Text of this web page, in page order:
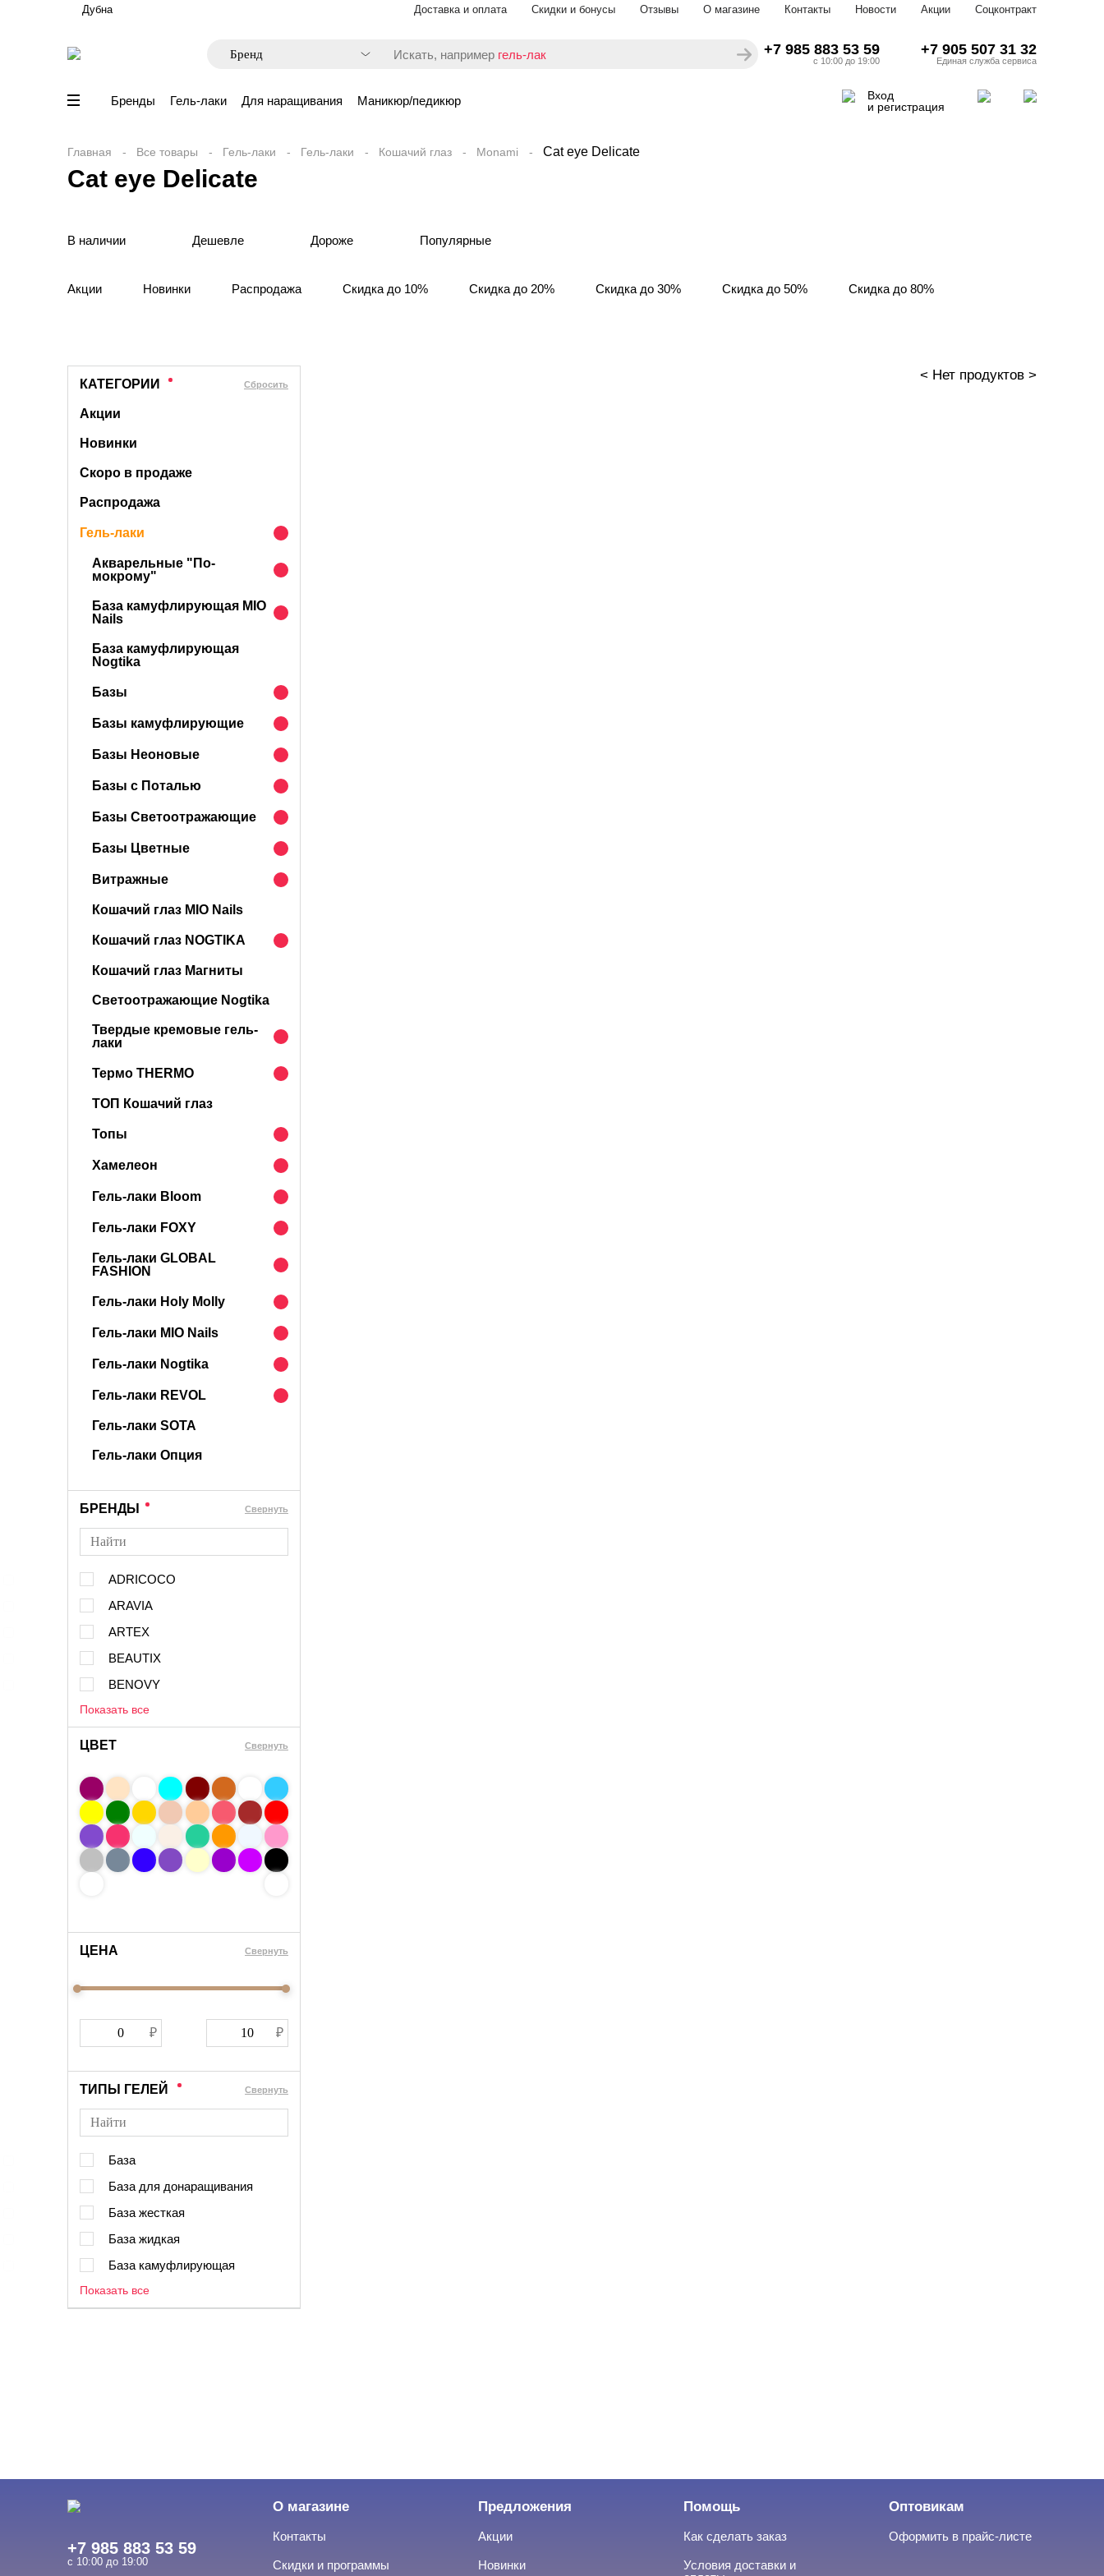
Дубна Доставка и оплата Скидки и бонусы Отзывы О магазине Контакты Новости Акции Соцконтракт
Искать, например гель-лак +7 985 883 53 59
с 10:00 до 19:00
+7 905 507 31 32
Единая служба сервиса
Бренды Гель-лаки Для наращивания Маникюр/педикюр
Вход
и регистрация
Главная Все товары Гель-лаки Гель-лаки Кошачий глаз Monami Cat eye Delicate
Cat eye Delicate
В наличии Дешевле Дороже Популярные
Акции Новинки Распродажа Скидка до 10% Скидка до 20% Скидка до 30% Скидка до 50% Скидка до 80%
КАТЕГОРИИ Cбросить
Акции
Новинки
Скоро в продаже
Распродажа
Гель-лаки
Акварельные "По-
мокрому"
База камуфлирующая MIO
Nails
База камуфлирующая
Nogtika
Базы
Базы камуфлирующие
Базы Неоновые
Базы с Поталью
Базы Светоотражающие
Базы Цветные
Витражные
Кошачий глаз MIO Nails
Кошачий глаз NOGTIKA
Кошачий глаз Магниты
Светоотражающие Nogtika
Твердые кремовые гель-
лаки
Термо THERMO
ТОП Кошачий глаз
Топы
Хамелеон
Гель-лаки Bloom
Гель-лаки FOXY
Гель-лаки GLOBAL
FASHION
Гель-лаки Holy Molly
Гель-лаки MIO Nails
Гель-лаки Nogtika
Гель-лаки REVOL
Гель-лаки SOTA
Гель-лаки Опция
БРЕНДЫ Cвернуть
ADRICOCO
ARAVIA
ARTEX
BEAUTIX
BENOVY
Показать все
ЦВЕТ Свернуть
ЦЕНА Cвернуть
ТИПЫ ГЕЛЕЙ Cвернуть
База
База для донаращивания
База жесткая
База жидкая
База камуфлирующая
Показать все
< Нет продуктов >
+7 985 883 53 59
с 10:00 до 19:00
О магазине
Контакты
Скидки и программы
Предложения
Акции
Новинки
Помощь
Как сделать заказ
Условия доставки и
Оптовикам
Оформить в прайс-листе